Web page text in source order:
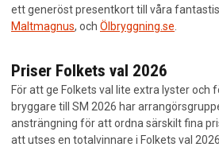
KURSER
NYHETER
KALENDARIUM
MINA SIDOR
ett generöst presentkort till våra
Maltmagnus, och Ölbryggning.se
Priser Folkets val 2026
För att ge Folkets val lite extra lyster och
bryggare till SM 2026 har
ansträngning för att ordna särskilt fina
att utses en totalvinnare i Folkets val